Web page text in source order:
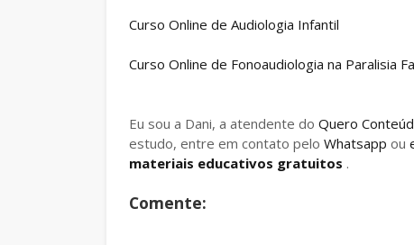
Curso Online de Audiologia Infantil
Curso Online de Fonoaudiologia na Paralisia
Eu sou a Dani, a atendente do Quero
estudo, entre em contato pelo Whatsapp ou
materiais educativos gratuitos .
Comente: